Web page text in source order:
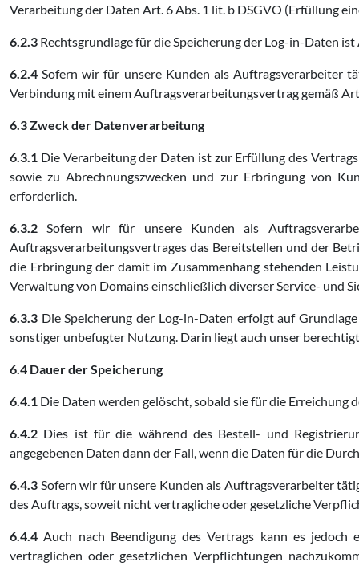
Verarbeitung der Daten Art. 6 Abs. 1 lit. b DSGVO (Erfüllung
6.2.3 Rechtsgrundlage für die Speicherung der Log-in-Daten ist
6.2.4 Sofern wir für unsere Kunden als Auftragsverarbeiter
Verbindung mit einem Auftragsverarbeitungsvertrag gemäß
6.3 Zweck der Datenverarbeitung
6.3.1 Die Verarbeitung der Daten ist zur Erfüllung des
sowie zu Abrechnungszwecken und zur Erbringung von
erforderlich.
6.3.2 Sofern wir für unsere Kunden als
Auftragsverarbeitungsvertrages das Bereitstellen und der
die Erbringung der damit im Zusammenhang stehenden
Verwaltung von Domains einschließlich diverser Service- und
6.3.3 Die Speicherung der Log-in-Daten erfolgt auf
sonstiger unbefugter Nutzung. Darin liegt auch unser
6.4 Dauer der Speicherung
6.4.1 Die Daten werden gelöscht, sobald sie für die
6.4.2 Dies ist für die während des Bestell- und
angegebenen Daten dann der Fall, wenn die Daten für die
6.4.3 Sofern wir für unsere Kunden als Auftragsverarbeiter
des Auftrags, soweit nicht vertragliche oder gesetzliche
6.4.4 Auch nach Beendigung des Vertrags kann es jedoch
vertraglichen oder gesetzlichen Verpflichtungen